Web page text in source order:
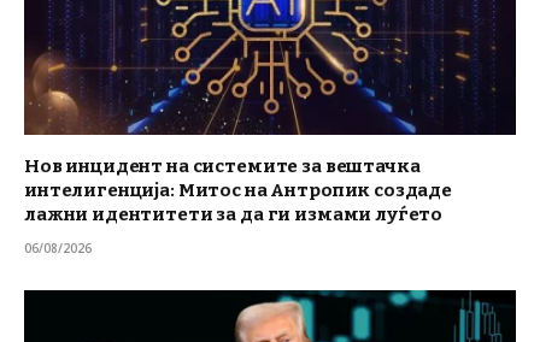
Нов инцидент на системите за вештачка
интелигенција: Митос на Антропик создаде
лажни идентитети за да ги измами луѓето
06/08/2026